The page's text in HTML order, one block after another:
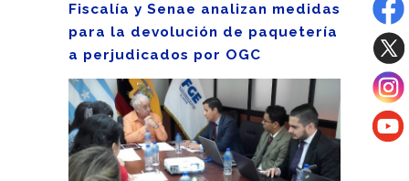
Fiscalía y Senae analizan medidas
para la devolución de paquetería
a perjudicados por OGC